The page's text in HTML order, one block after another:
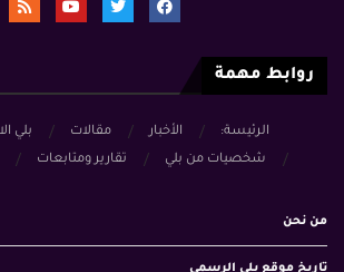
روابط مهمة
الرئيسة: الأخبار مقالات
بلي
شخصيات من بلي
تقارير ومتابعات
من نحن
تاريخ موقع بلي الرسمي